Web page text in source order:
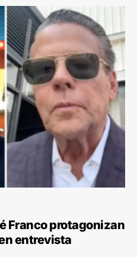
Franco protagonizan
entrevista